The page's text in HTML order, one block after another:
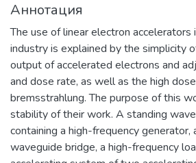
удовлетворение
обучающихся в
культурном,
приобретении ими
знаний;
мотивации и
профессиональная
школьников и
области знаний,
Аннотация
The use of linear electron accelerators
industry is explained by the simplicity
output of accelerated electrons and
and dose rate, as well as the high
bremsstrahlung. The purpose of this
stability of their work. A standing
containing a high-frequency generator,
waveguide bridge, a high-frequency